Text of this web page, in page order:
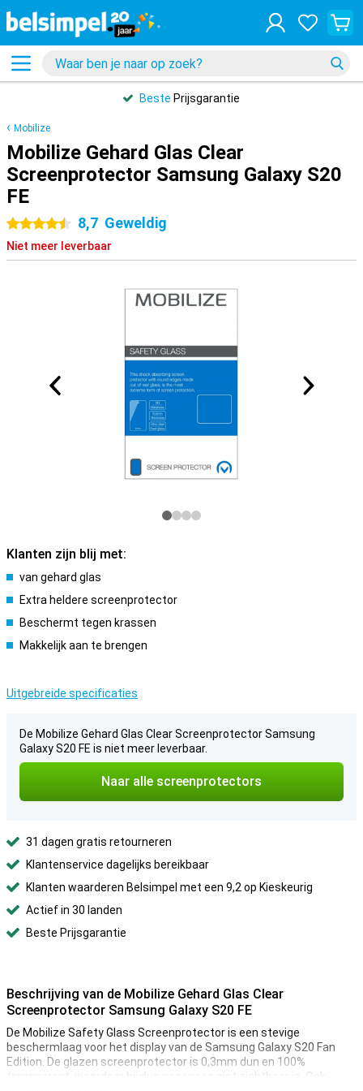
Beste Prijsgarantie
Mobilize
Mobilize Gehard Glas Clear
Screenprotector Samsung Galaxy S20
FE
4.5 sterren
8,7 Geweldig
Niet meer leverbaar
Klanten zijn blij met:
van gehard glas
Extra heldere screenprotector
Beschermt tegen krassen
Makkelijk aan te brengen
Uitgebreide specificaties
De Mobilize Gehard Glas Clear Screenprotector Samsung
Galaxy S20 FE is niet meer leverbaar.
Naar alle screenprotectors
31 dagen gratis retourneren
Klantenservice dagelijks bereikbaar
Klanten waarderen Belsimpel met een 9,2 op Kieskeurig
Actief in 30 landen
Beste Prijsgarantie
Beschrijving van de Mobilize Gehard Glas Clear
Screenprotector Samsung Galaxy S20 FE
De Mobilize Safety Glass Screenprotector is een stevige
beschermlaag voor het display van de Samsung Galaxy S20 Fan
Edition. De glazen screenprotector is 0,3mm dun en 100%
transparant, waardoor hij dus nagenoeg niet zichtbaar is. Ook